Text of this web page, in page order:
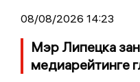
08/08/2026 14:23
Мэр Липецка
медиарейтинге